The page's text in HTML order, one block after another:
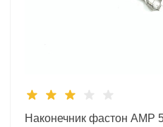
Наконечник фастон АМР